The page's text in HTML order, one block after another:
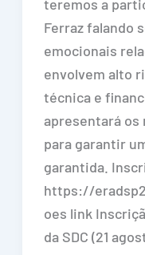
teremos a
Ferraz falando
emocionais
envolvem alto
técnica e
apresentará os
para garantir
garantida.
https://
oes link
da SDC (21